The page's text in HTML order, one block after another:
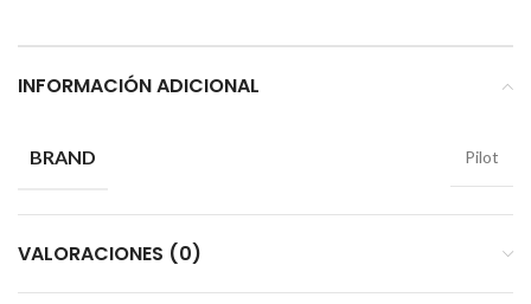
INFORMACIÓN ADICIONAL
BRAND Pilot
VALORACIONES (0)